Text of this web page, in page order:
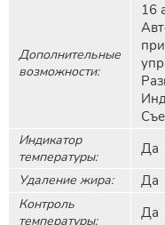
Дополнительные
возможности:
16
Индикатор
температуры:
Да
Удаление жира: Да
Контроль
температуры:
Да